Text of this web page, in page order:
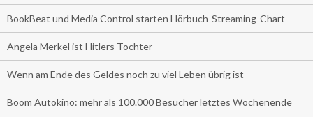
BookBeat und Media Control starten Hörbuch-Streaming-Chart
Angela Merkel ist Hitlers Tochter
Wenn am Ende des Geldes noch zu viel Leben übrig ist
Boom Autokino: mehr als 100.000 Besucher letztes Wochenende